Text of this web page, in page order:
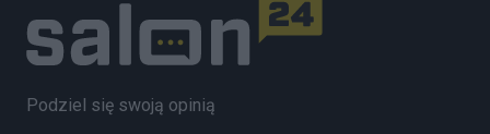
Podziel się swoją opinią